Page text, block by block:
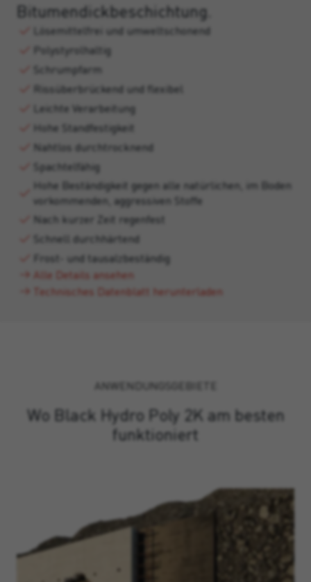
Bitumendickbeschichtung.
Lösemittelfrei und umweltschonend
Polystyrolhaltig
Schrumpfarm
Rissüberbrückend und flexibel
Leichte Verarbeitung
Hohe Standfestigkeit
Nahtlos durchtrocknend
Spachtelfähig
Hohe Beständigkeit gegen alle natürlichen, im Boden
vorkommenden, aggressiven Stoffe
Nach kurzer Zeit regenfest
Schnell durchhärtend
Frost- und tausalzbeständig
Alle Details ansehen
Technisches Datenblatt herunterladen
ANWENDUNGSGEBIETE
Wo Black Hydro Poly 2K am besten
funktioniert